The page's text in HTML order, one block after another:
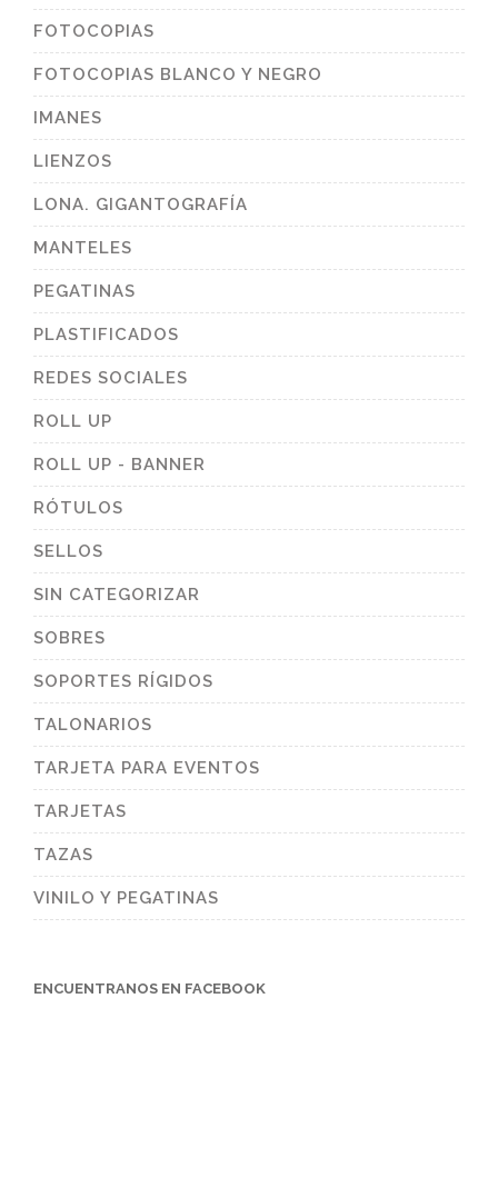
FOTOCOPIAS
FOTOCOPIAS BLANCO Y NEGRO
IMANES
LIENZOS
LONA. GIGANTOGRAFÍA
MANTELES
PEGATINAS
PLASTIFICADOS
REDES SOCIALES
ROLL UP
ROLL UP - BANNER
RÓTULOS
SELLOS
SIN CATEGORIZAR
SOBRES
SOPORTES RÍGIDOS
TALONARIOS
TARJETA PARA EVENTOS
TARJETAS
TAZAS
VINILO Y PEGATINAS
ENCUENTRANOS EN FACEBOOK